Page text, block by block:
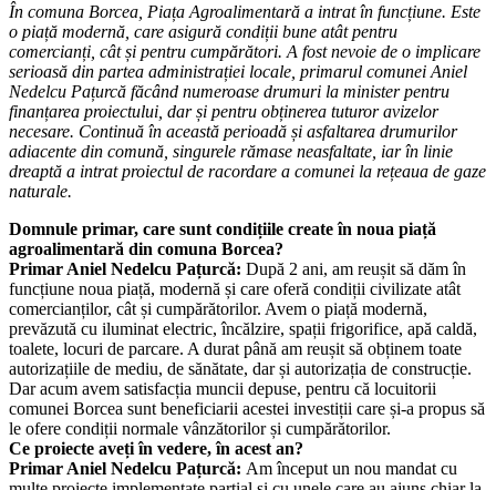
În comuna Borcea, Piața Agroalimentară a intrat în funcțiune. Este
o piață modernă, care asigură condiții bune atât pentru
comercianți, cât și pentru cumpărători. A fost nevoie de o implicare
serioasă din partea administrației locale, primarul comunei Aniel
Nedelcu Pațurcă făcând numeroase drumuri la minister pentru
finanțarea proiectului, dar și pentru obținerea tuturor avizelor
necesare. Continuă în această perioadă și asfaltarea drumurilor
adiacente din comună, singurele rămase neasfaltate, iar în linie
dreaptă a intrat proiectul de racordare a comunei la rețeaua de gaze
naturale.
Domnule primar, care sunt condițiile create în noua piață
agroalimentară din comuna Borcea?
Primar Aniel Nedelcu Pațurcă: După 2 ani, am reușit să dăm în
funcțiune noua piață, modernă și care oferă condiții civilizate atât
comercianților, cât și cumpărătorilor. Avem o piață modernă,
prevăzută cu iluminat electric, încălzire, spații frigorifice, apă caldă,
toalete, locuri de parcare. A durat până am reușit să obținem toate
autorizațiile de mediu, de sănătate, dar și autorizația de construcție.
Dar acum avem satisfacția muncii depuse, pentru că locuitorii
comunei Borcea sunt beneficiarii acestei investiții care și-a propus să
le ofere condiții normale vânzătorilor și cumpărătorilor.
Ce proiecte aveți în vedere, în acest an?
Primar Aniel Nedelcu Pațurcă: Am început un nou mandat cu